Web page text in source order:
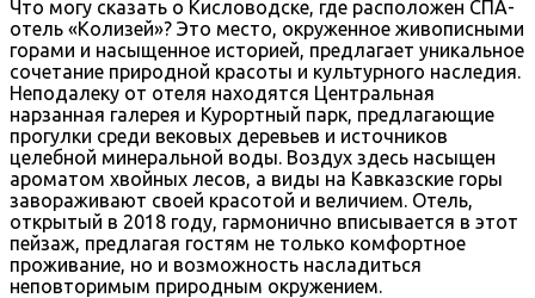
Что могу сказать о Кисловодске, где расположен СПА-
отель «Колизей»? Это место, окруженное живописными
горами и насыщенное историей, предлагает уникальное
сочетание природной красоты и культурного наследия.
Неподалеку от отеля находятся Центральная
нарзанная галерея и Курортный парк, предлагающие
прогулки среди вековых деревьев и источников
целебной минеральной воды. Воздух здесь насыщен
ароматом хвойных лесов, а виды на Кавказские горы
завораживают своей красотой и величием. Отель,
открытый в 2018 году, гармонично вписывается в этот
пейзаж, предлагая гостям не только комфортное
проживание, но и возможность насладиться
неповторимым природным окружением.